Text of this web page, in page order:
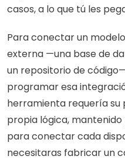
casos, a lo que tú les
Para conectar un
externa —una base de
un repositorio de
programar esa
herramienta requería su
propia lógica,
para conectar cada
necesitaras fabricar un